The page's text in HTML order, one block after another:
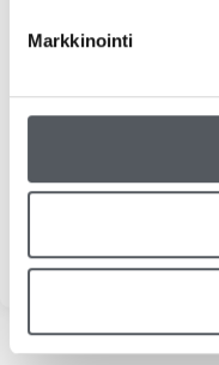
Markkinointi
Tarjoukset